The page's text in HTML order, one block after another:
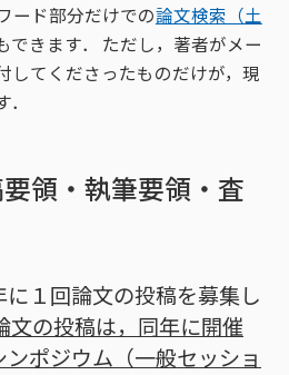
ド部分だけでの論文検索（土
できます． ただし，著者がメー
してくださったものだけが，現
領・執筆要領・査
１回論文の投稿を募集し
文の投稿は，同年に開催
ポジウム（一般セッショ